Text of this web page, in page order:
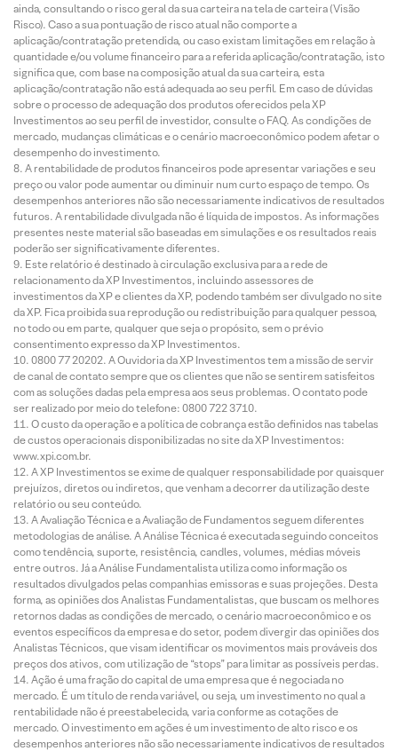
ainda, consultando o risco geral da sua carteira na tela de carteira (Visão
Risco). Caso a sua pontuação de risco atual não comporte a
aplicação/contratação pretendida, ou caso existam limitações em relação à
quantidade e/ou volume financeiro para a referida aplicação/contratação, isto
significa que, com base na composição atual da sua carteira, esta
aplicação/contratação não está adequada ao seu perfil. Em caso de dúvidas
sobre o processo de adequação dos produtos oferecidos pela XP
Investimentos ao seu perfil de investidor, consulte o FAQ. As condições de
mercado, mudanças climáticas e o cenário macroeconômico podem afetar o
desempenho do investimento.
A rentabilidade de produtos financeiros pode apresentar variações e seu
preço ou valor pode aumentar ou diminuir num curto espaço de tempo. Os
desempenhos anteriores não são necessariamente indicativos de resultados
futuros. A rentabilidade divulgada não é líquida de impostos. As informações
presentes neste material são baseadas em simulações e os resultados reais
poderão ser significativamente diferentes.
Este relatório é destinado à circulação exclusiva para a rede de
relacionamento da XP Investimentos, incluindo assessores de
investimentos da XP e clientes da XP, podendo também ser divulgado no site
da XP. Fica proibida sua reprodução ou redistribuição para qualquer pessoa,
no todo ou em parte, qualquer que seja o propósito, sem o prévio
consentimento expresso da XP Investimentos.
0800 77 20202. A Ouvidoria da XP Investimentos tem a missão de servir
de canal de contato sempre que os clientes que não se sentirem satisfeitos
com as soluções dadas pela empresa aos seus problemas. O contato pode
ser realizado por meio do telefone: 0800 722 3710.
O custo da operação e a política de cobrança estão definidos nas tabelas
de custos operacionais disponibilizadas no site da XP Investimentos:
www.xpi.com.br.
A XP Investimentos se exime de qualquer responsabilidade por quaisquer
prejuízos, diretos ou indiretos, que venham a decorrer da utilização deste
relatório ou seu conteúdo.
A Avaliação Técnica e a Avaliação de Fundamentos seguem diferentes
metodologias de análise. A Análise Técnica é executada seguindo conceitos
como tendência, suporte, resistência, candles, volumes, médias móveis
entre outros. Já a Análise Fundamentalista utiliza como informação os
resultados divulgados pelas companhias emissoras e suas projeções. Desta
forma, as opiniões dos Analistas Fundamentalistas, que buscam os melhores
retornos dadas as condições de mercado, o cenário macroeconômico e os
eventos específicos da empresa e do setor, podem divergir das opiniões dos
Analistas Técnicos, que visam identificar os movimentos mais prováveis dos
preços dos ativos, com utilização de “stops” para limitar as possíveis perdas.
Ação é uma fração do capital de uma empresa que é negociada no
mercado. É um título de renda variável, ou seja, um investimento no qual a
rentabilidade não é preestabelecida, varia conforme as cotações de
mercado. O investimento em ações é um investimento de alto risco e os
desempenhos anteriores não são necessariamente indicativos de resultados